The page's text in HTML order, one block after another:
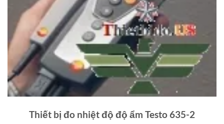
Thiết bị đo nhiệt độ độ ẩm Testo 635-2